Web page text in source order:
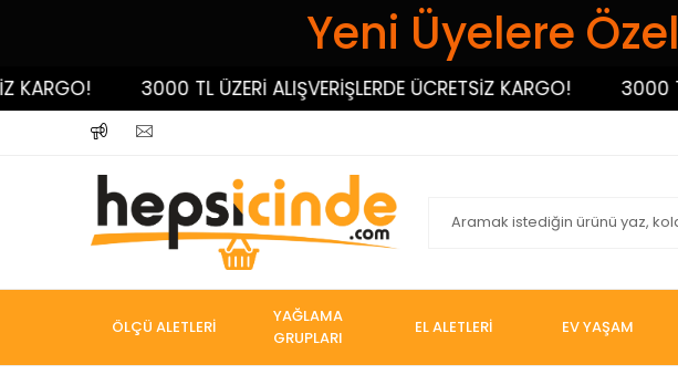
Yeni Üyelere
3000 TL ÜZERİ ALIŞVERİŞLERDE ÜCRETSİZ KARGO! 3000 TL
ÖLÇÜ ALETLERİ
YAĞLAMA
GRUPLARI
EL ALETLERİ EV YAŞAM